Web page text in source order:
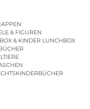
& FIGUREN
& KINDER LUNCHBOX